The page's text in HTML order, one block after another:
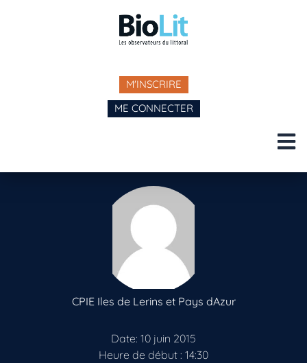
M'INSCRIRE
ME CONNECTER
CPIE Iles de Lerins et Pays dAzur
Date: 10 juin 2015
Heure de début : 14:30